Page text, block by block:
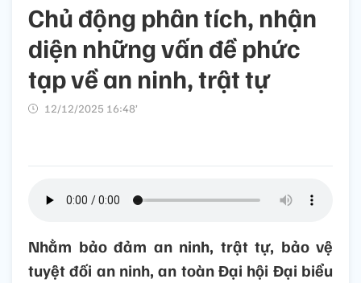
Chủ động phân tích, nhận
diện những vấn đề phức
tạp về an ninh, trật tự
12/12/2025 16:48’
Nhằm bảo đảm an ninh, trật tự, bảo vệ
tuyệt đối an ninh, an toàn Đại hội Đại biểu